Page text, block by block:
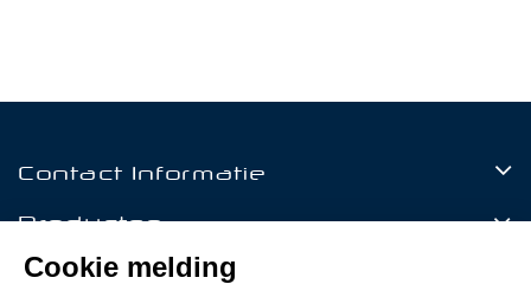
Contact Informatie
Producten
Klantenservice
Cookie melding